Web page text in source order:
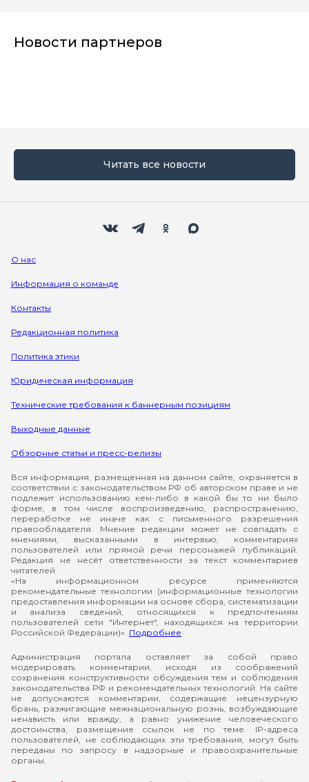
Новости партнеров
Читать все новости
О нас
Информация о команде
Контакты
Редакционная политика
Политика этики
Юридическая информация
Технические требования к баннерным позициям
Выходные данные
Обзорные статьи и пресс-релизы
Вся информация, размещенная на данном сайте, охраняется в
соответствии с законодательством РФ об авторском праве и не
подлежит использованию кем-либо в какой бы то ни было
форме, в том числе воспроизведению, распространению,
переработке не иначе как с письменного разрешения
правообладателя. Мнение редакции может не совпадать с
мнениями, высказанными в интервью, комментариях
пользователей или прямой речи персонажей публикаций.
Редакция не несёт ответственности за текст комментариев
читателей.
«На информационном ресурсе применяются
рекомендательные технологии (информационные технологии
предоставления информации на основе сбора, систематизации
и анализа сведений, относящихся к предпочтениям
пользователей сети "Интернет", находящихся на территории
Российской Федерации)». Подробнее
Администрация портала оставляет за собой право
модерировать комментарии, исходя из соображений
сохранения конструктивности обсуждения тем и соблюдения
законодательства РФ и рекомендательных технологий. На сайте
не допускаются комментарии, содержащие нецензурную
брань, разжигающие межнациональную рознь, возбуждающие
ненависть или вражду, а равно унижение человеческого
достоинства, размещение ссылок не по теме. IP-адреса
пользователей, не соблюдающих эти требования, могут быть
переданы по запросу в надзорные и правоохранительные
органы.